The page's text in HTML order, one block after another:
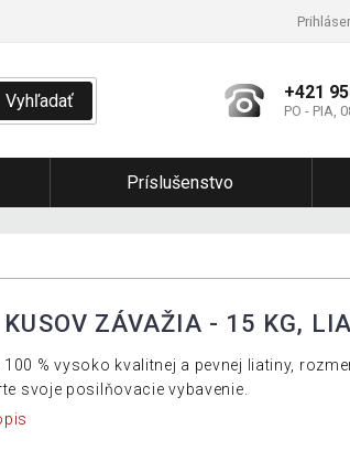
Vyhľadať +421
PO - PIA,
Príslušenstvo
ZÁVAŽIA - 15 KG,
% vysoko kvalitnej a pevnej liatiny,
svoje posilňovacie vybavenie.